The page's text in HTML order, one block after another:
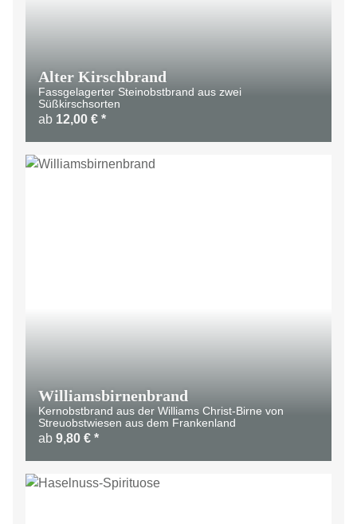
Alter Kirschbrand
Fassgelagerter Steinobstbrand aus zwei
Süßkirschsorten
ab 12,00 € *
Williamsbirnenbrand
Kernobstbrand aus der Williams Christ-Birne von
Streuobstwiesen aus dem Frankenland
ab 9,80 € *